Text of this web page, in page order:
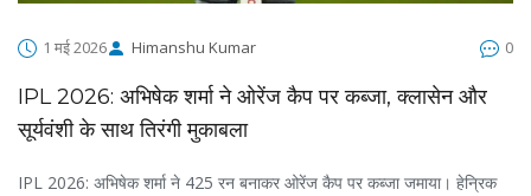
1 मई 2026 Himanshu Kumar 0
IPL 2026: अभिषेक शर्मा ने ओरेंज कैप पर कब्जा, क्लासेन और
सूर्यवंशी के साथ तिरंगी मुकाबला
IPL 2026: अभिषेक शर्मा ने 425 रन बनाकर ओरेंज कैप पर कब्जा जमाया। हेन्रिक